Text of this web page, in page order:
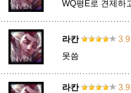
하이머딩거 헤카림 흐웨
WQ평E로 견제하
라칸
3.9
못씀
라칸
3.9